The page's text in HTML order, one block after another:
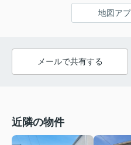
地図ア
メールで共有する
近隣の物件